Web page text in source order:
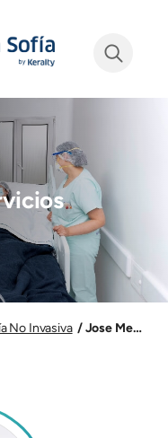
No Invasiva Jose Medardo